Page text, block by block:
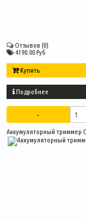
Отзывов (0)
4190.00 Руб
Купить
Подробнее
Аккумуляторный триммер